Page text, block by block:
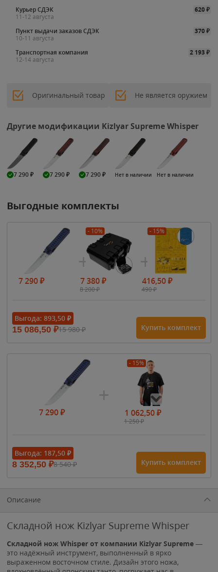
Курьер СДЭК
620₽
11-12 августа
Пункт выдачи заказов СДЭК
370₽
10-11 августа
Транспортная компания
2 193₽
12-14 августа
Оригинальный товар Не является оружием
Другие модификации Kizlyar Supreme Whisper
7 290₽ 7 290₽ 7 290₽ Нет в наличии Нет в наличии
Выгодные комплекты
7 290₽
- 10%
7 380₽
8 200₽
- 15%
416,50₽
490₽
Выгода: 893,50 ₽
15 086,50 ₽15 980₽ Купить комплект
7 290₽
- 15%
1 062,50₽
1 250₽
1 615₽
1 900₽1 900₽
Выгода: 187,50 ₽
8 352,50 ₽8 540₽ Купить комплект
Описание
Складной нож Kizlyar Supreme Whisper
Складной нож Whisper от компании Kizlyar Supreme —
это надёжный инструмент, выполненный в ярко
выраженном восточном стиле. Дизайн этого ножа,